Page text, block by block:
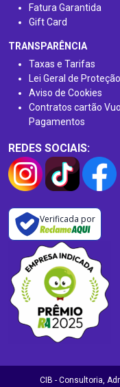
Fatura Garantida
Gift Card
TRANSPARÊNCIA
Taxas e Tarifas
Lei Geral de
Aviso de Cookies
Contratos cartão
Pagamentos
REDES SOCIAIS:
Verificada por
CIB - Consultoria,